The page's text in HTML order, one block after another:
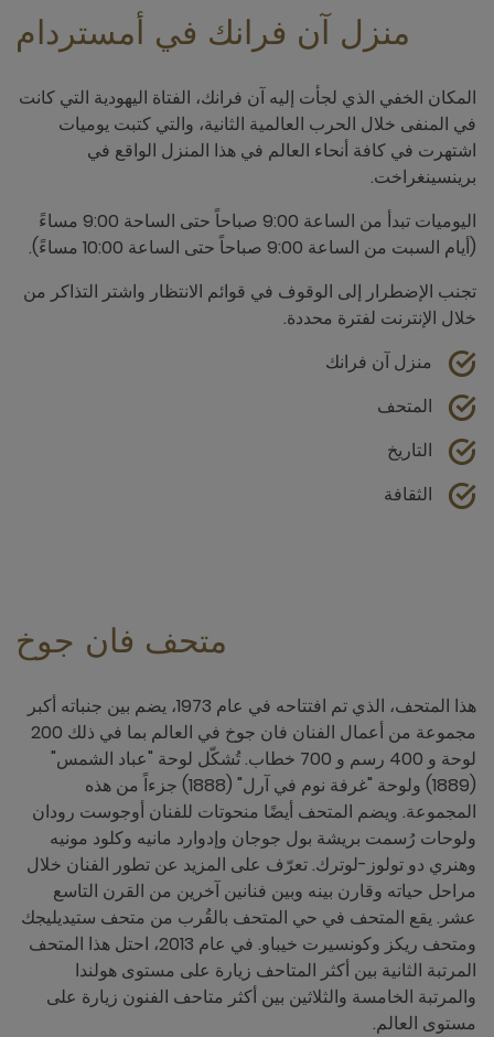
منزل آن فرانك في أمستردام
المكان الخفي الذي لجأت إليه آن فرانك، الفتاة اليهودية التي كانت
في المنفى خلال الحرب العالمية الثانية، والتي كتبت يوميات
اشتهرت في كافة أنحاء العالم في هذا المنزل الواقع في
برينسينغراخت.
اليوميات تبدأ من الساعة 9:00 صباحاً حتى الساحة 9:00 مساءً
(أيام السبت من الساعة 9:00 صباحاً حتى الساعة 10:00 مساءً).
تجنب الإضطرار إلى الوقوف في قوائم الانتظار واشتر التذاكر من
خلال الإنترنت لفترة محددة.
منزل آن فرانك
المتحف
التاريخ
الثقافة
متحف فان جوخ
هذا المتحف، الذي تم افتتاحه في عام 1973، يضم بين جنباته أكبر
مجموعة من أعمال الفنان فان جوخ في العالم بما في ذلك 200
لوحة و 400 رسم و 700 خطاب. تُشكّل لوحة "عباد الشمس"
(1889) ولوحة "غرفة نوم في آرل" (1888) جزءاً من هذه
المجموعة. ويضم المتحف أيضًا منحوتات للفنان أوجوست رودان
ولوحات رُسمت بريشة بول جوجان وإدوارد مانيه وكلود مونيه
وهنري دو تولوز-لوترك. تعرّف على المزيد عن تطور الفنان خلال
مراحل حياته وقارن بينه وبين فنانين آخرين من القرن التاسع
عشر. يقع المتحف في حي المتحف بالقُرب من متحف ستيديليجك
ومتحف ريكز وكونسيرت خيباو. في عام 2013، احتل هذا المتحف
المرتبة الثانية بين أكثر المتاحف زيارة على مستوى هولندا
والمرتبة الخامسة والثلاثين بين أكثر متاحف الفنون زيارة على
مستوى العالم.